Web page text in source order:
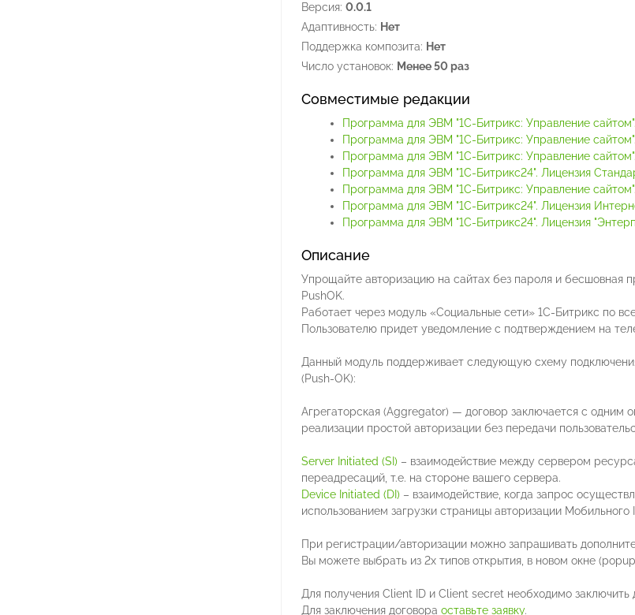
Версия: 0.0.1
Адаптивность: Нет
Поддержка композита: Нет
Число установок: Менее 50 раз
Совместимые редакции
Программа для ЭВМ "1С-Битрикс: Управление
Программа для ЭВМ "1С-Битрикс: Управление
Программа для ЭВМ "1С-Битрикс: Управление
Программа для ЭВМ "1С-Битрикс24". Лицензия
Программа для ЭВМ "1С-Битрикс: Управление
Программа для ЭВМ "1С-Битрикс24". Лицензия
Программа для ЭВМ "1С-Битрикс24". Лицензия
Описание
Упрощайте авторизацию на сайтах без пароля и бесшовная
PushOK.
Работает через модуль «Социальные сети» 1С-Битрикс по
Пользователю придет уведомление с подтверждением на
Данный модуль поддерживает следующую схему
(Push-OK):
Агрегаторская (Aggregator) — договор заключается с одним
реализации простой авторизации без передачи
Server Initiated (SI)– взаимодействие между сервером
переадресаций, т.е. на стороне вашего сервера.
Device Initiated (DI)– взаимодействие, когда запрос
использованием загрузки страницы авторизации Мобильного
При регистрации/авторизации можно запрашивать
Вы можете выбрать из 2х типов открытия, в новом окне
Для получения Client ID и Client secret необходимо заключить
Для заключения договора оставьте заявку.